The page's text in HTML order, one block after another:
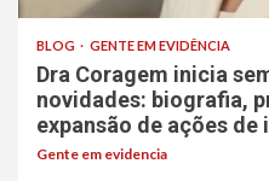
BLOG GENTE EM EVIDÊNCIA
Dra Coragem inicia
novidades: biografia,
expansão de ações de
Gente em evidencia